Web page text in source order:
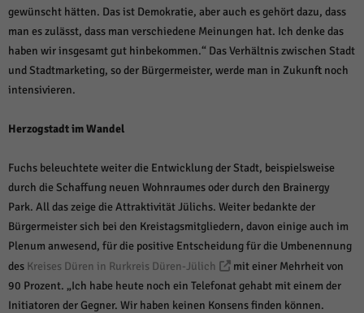
gewünscht hätten. Das ist Demokratie, aber auch es gehört dazu, dass
man es zulässt, dass man verschiedene Meinungen hat. Ich denke das
haben wir insgesamt gut hinbekommen.“ Das Verhältnis zwischen Stadt
und Stadtmarketing, so der Bürgermeister, werde man in Zukunft noch
intensivieren.
Herzogstadt im Wandel
Fuchs beleuchtete weiter die Entwicklung der Stadt, beispielsweise
durch die Schaffung neuen Wohnraumes oder durch den Brainergy
Park. All das zeige die Attraktivität Jülichs. Weiter bedankte der
Bürgermeister sich bei den Kreistagsmitgliedern, davon einige auch im
Plenum anwesend, für die positive Entscheidung für die Umbenennung
des Kreises Düren in Rurkreis Düren-Jülich
mit einer Mehrheit von
90 Prozent. „Ich habe heute noch ein Telefonat gehabt mit einem der
Initiatoren der Gegner. Wir haben keinen Konsens finden können.